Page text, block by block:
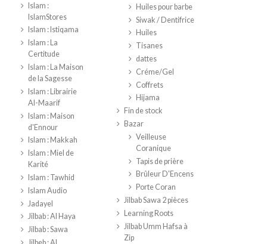
Islam :
IslamStores
Islam : Istiqama
Islam : La
Certitude
Islam : La Maison
de la Sagesse
Islam : Librairie
Al-Maarif
Islam : Maison
d'Ennour
Islam : Makkah
Islam : Miel de
Karité
Islam : Tawhid
Islam Audio
Jadayel
Jilbab : Al Haya
Jilbab : Sawa
Huiles pour barbe
Siwak / Dentifrice
Huiles
Tisanes
dattes
Créme/Gel
Coffrets
Hijama
Fin de stock
Bazar
Veilleuse
Coranique
Tapis de prière
Brûleur D'Encens
Porte Coran
Jilbab Sawa 2 pièces
Learning Roots
Jilbab Umm Hafsa à
Zip